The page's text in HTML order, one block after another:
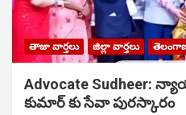
తాజా వార్తలు జిల్లా వార్తలు
Advocate Sudheer:
కుమార్ కు సేవా పురస్కారం